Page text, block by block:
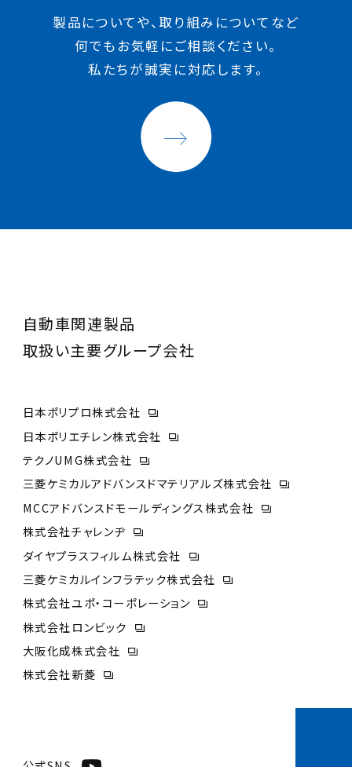
製品についてや、取り組みについてなど
何でもお気軽にご相談ください。
私たちが誠実に対応します。
自動車関連製品
取扱い主要グループ会社
日本ポリプロ株式会社
MCCアドバンスドモールディングス株式会社
三菱ケミカルアドバンスドマテリアルズ株式会社
株式会社チャレンヂ
ダイヤプラスフィルム株式会社
三菱ケミカルインフラテック株式会社
株式会社ユポ・コーポレーション
株式会社ロンビック
大阪化成株式会社
株式会社新菱
テクノUMG株式会社
日本ポリエチレン株式会社